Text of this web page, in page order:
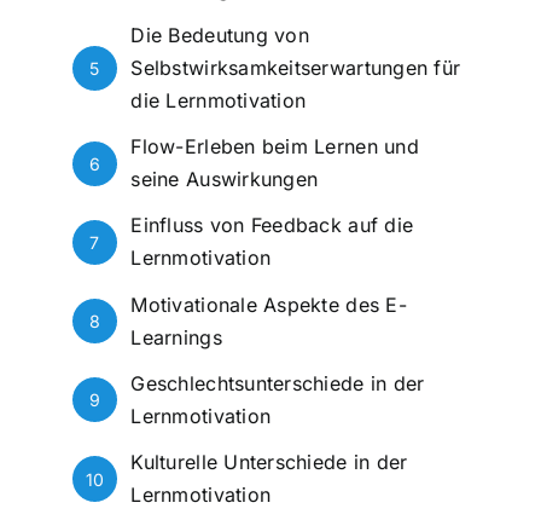
5
Die Bedeutung von
Selbstwirksamkeitserwartungen für
die Lernmotivation
6
Flow-Erleben beim Lernen und
seine Auswirkungen
7
Einfluss von Feedback auf die
Lernmotivation
8
Motivationale Aspekte des E-
Learnings
9
Geschlechtsunterschiede in der
Lernmotivation
10
Kulturelle Unterschiede in der
Lernmotivation